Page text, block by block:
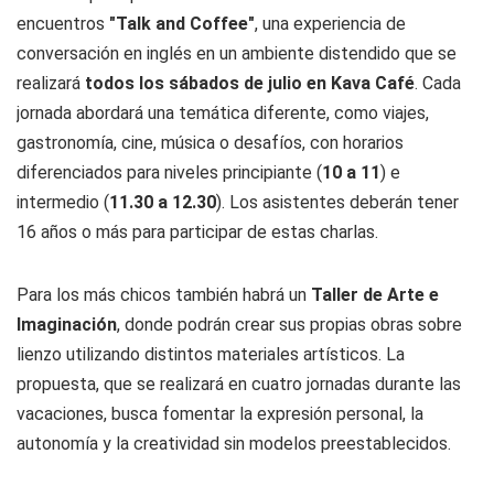
encuentros "Talk and Coffee", una experiencia de
conversación en inglés en un ambiente distendido que se
realizará todos los sábados de julio en Kava Café. Cada
jornada abordará una temática diferente, como viajes,
gastronomía, cine, música o desafíos, con horarios
diferenciados para niveles principiante (10 a 11) e
intermedio (11.30 a 12.30). Los asistentes deberán tener
16 años o más para participar de estas charlas.
Para los más chicos también habrá un Taller de Arte e
Imaginación, donde podrán crear sus propias obras sobre
lienzo utilizando distintos materiales artísticos. La
propuesta, que se realizará en cuatro jornadas durante las
vacaciones, busca fomentar la expresión personal, la
autonomía y la creatividad sin modelos preestablecidos.